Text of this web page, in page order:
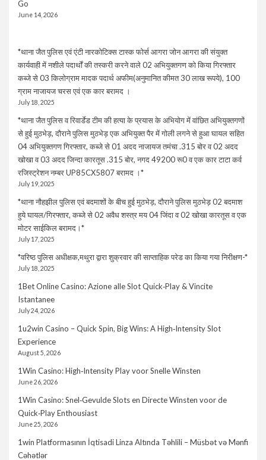
Go
June 14, 2026
*थाना जैत पुलिस एवं एंटी नारकोटिक्स टास्क फोर्स आगरा जोन आगरा की संयुक्त
कार्यवाही में नशीले पदार्थों की तस्करी करने वाले 02 अभियुक्तगण को किया गिरफ्तार
कब्जे से 03 किलोग्राम मादक पदार्थ अफीम(अनुमानित कीमत 30 लाख रूपये), 100
ग्राम नाजायज चरस एवं एक कार बरामद ।
July 18, 2025
*थाना जैत पुलिस व रिवार्डेड टीम की हत्या के प्रयास के अभियोग में वांछित अभियुक्तगणों
से हुई मुठभेड़, दौराने पुलिस मुठभेड़ एक अभियुक्त पैर में गोली लगने से हुआ घायल सहित
04 अभियुक्तगण गिरफ्तार, कब्जे से 01 अदद नाजायज तमंचा .315 बोर व 02 अदद
खोखा व 03 अदद जिन्दा कारतूस .315 बोर, नगद 49200 रू0 व एक कार टाटा कर्व
रजिस्ट्रेशन नम्बर UP85CX5807 बरामद ।*
July 19, 2025
*थाना नौहझील पुलिस एवं बदमाशों के बीच हुई मुठभेड़, दौराने पुलिस मुठभेड़ 02 बदमाश
हुये घायल/गिरफ्तार, कब्जे से 02 अवैध शस्त्र मय 04 जिंदा व 02 खोखा कारतूस व एक
मोटर साईकिल बरामद।*
July 17, 2025
*वरिष्ठ पुलिस अधीक्षक,मथुरा द्वारा शुक्रवार की साप्ताहिक परेड का किया गया निरीक्षण-*
July 18, 2025
1Bet Online Casino: Azione alle Slot Quick‑Play & Vincite
Istantanee
July 24, 2026
1u2win Casino – Quick Spin, Big Wins: A High‑Intensity Slot
Experience
August 5, 2026
1Win Casino: High‑Intensity Play voor Snelle Winsten
June 26, 2026
1Win Casino: Snel‑Gevulde Slots en Directe Winsten voor de
Quick‑Play Enthousiast
June 25, 2026
1win Platformasının İqtisadi Linza Altında Təhlili – Müsbət və Mənfi
Cəhətlər